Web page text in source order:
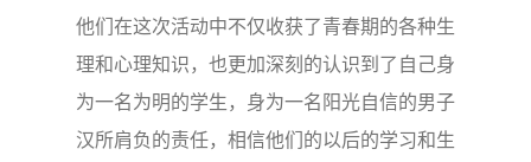
他们在这次活动中不仅收获了青春期的各种生
理和心理知识，也更加深刻的认识到了自己身
为一名为明的学生，身为一名阳光自信的男子
汉所肩负的责任，相信他们的以后的学习和生